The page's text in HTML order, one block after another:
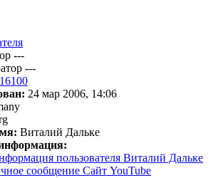
---
16100
24 мар 2006, 14:06
Виталий Дальке
пользователя Виталий Дальке
сообщение Сайт YouTube